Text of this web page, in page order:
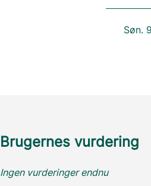
Søn.
Brugernes vurdering
Ingen vurderinger endnu